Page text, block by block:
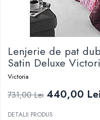
Lenjerie de pat
Satin Deluxe
Victoria
731,00 Lei 440,00 Lei
DETALII PRODUS